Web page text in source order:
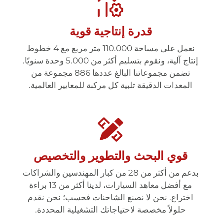
قدرة إنتاجية قوية
نعمل على مساحة 110.000 متر مربع مع 4 خطوط
إنتاج آلية، ونقوم بتسليم أكثر من 5.000 وحدة سنويًا.
تضمن مجموعاتنا البالغ عددها 886 مجموعة من
المعدات الدقيقة تلبية كل مركبة للمعايير العالمية.
قوي البحث والتطوير والتخصيص
بدعم من أكثر من 28 من كبار المهندسين والشراكات
مع أفضل معاهد السيارات، لدينا أكثر من 13 براءة
اختراع. نحن لا نصنع الشاحنات فحسب؛ نحن نقدم
حلولاً مخصصة لاحتياجاتك التشغيلية المحددة.